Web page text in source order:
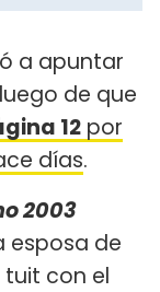
a apuntar
de que
12 por
días.
2003
esposa de
tuit con el